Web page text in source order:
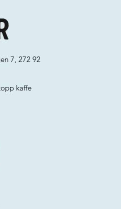
7, 272 92
kaffe